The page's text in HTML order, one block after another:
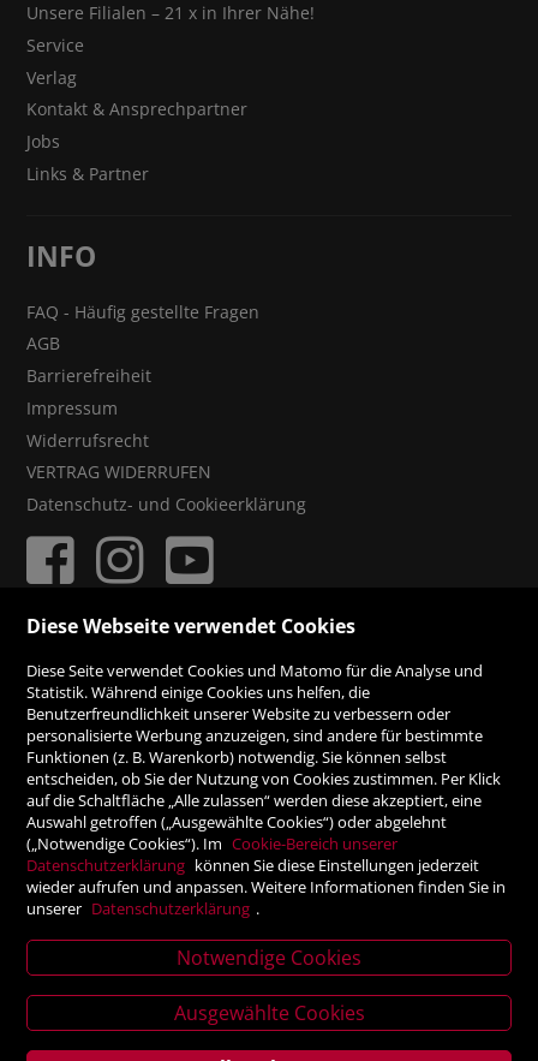
letter
Unsere Filialen – 21 x in Ihrer Nähe!
Service
Verlag
Kontakt & Ansprechpartner
Jobs
Links & Partner
INFO
FAQ - Häufig gestellte Fragen
AGB
Barrierefreiheit
Impressum
Widerrufsrecht
VERTRAG WIDERRUFEN
Datenschutz- und Cookieerklärung
Rechnung
Vorauskasse
SICHER ONLINE SHOPPEN!
Diese Webseite verwendet Cookies
Diese Seite verwendet Cookies und Matomo für die Analyse und
Statistik. Während einige Cookies uns helfen, die
Benutzerfreundlichkeit unserer Website zu verbessern oder
personalisierte Werbung anzuzeigen, sind andere für bestimmte
Funktionen (z. B. Warenkorb) notwendig. Sie können selbst
entscheiden, ob Sie der Nutzung von Cookies zustimmen. Per Klick
auf die Schaltfläche „Alle zulassen“ werden diese akzeptiert, eine
Auswahl getroffen („Ausgewählte Cookies“) oder abgelehnt
(„Notwendige Cookies“). Im Cookie-Bereich unserer
Datenschutzerklärung können Sie diese Einstellungen jederzeit
wieder aufrufen und anpassen. Weitere Informationen finden Sie in
unserer Datenschutzerklärung .
Notwendige Cookies
Ausgewählte Cookies